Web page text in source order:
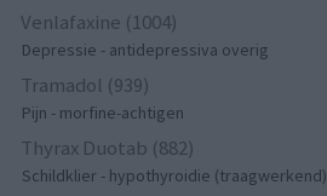
Venlafaxine (1004)
Depressie - antidepressiva overig
Tramadol (939)
Pijn - morfine-achtigen
Thyrax Duotab (882)
Schildklier - hypothyroidie (traagwerkend)